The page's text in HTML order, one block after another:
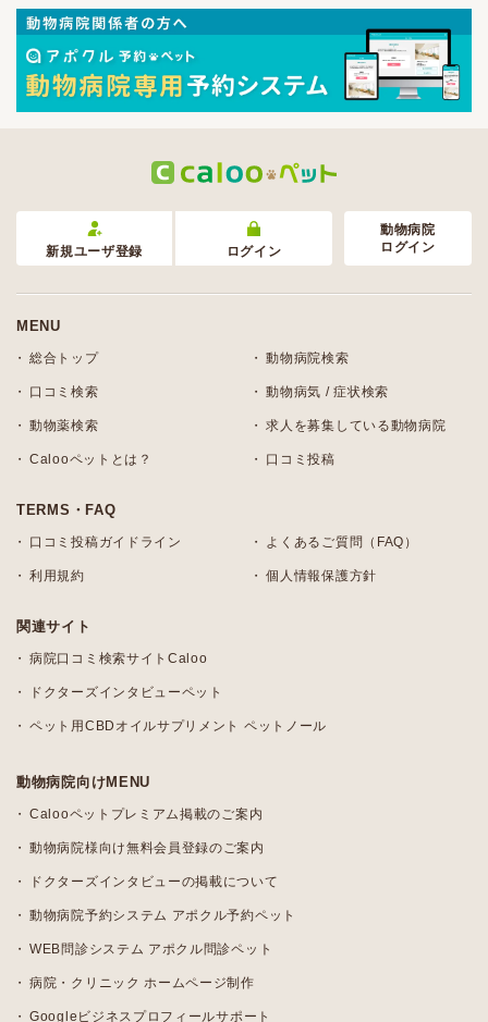
新規ユーザ登録 ログイン
動物病院
ログイン
MENU
総合トップ 動物病院検索
口コミ検索 動物病気 / 症状検索
動物薬検索 求人を募集している動物病院
Calooペットとは？ 口コミ投稿
TERMS・FAQ
口コミ投稿ガイドライン よくあるご質問（FAQ）
利用規約 個人情報保護方針
関連サイト
病院口コミ検索サイトCaloo
ドクターズインタビューペット
ペット用CBDオイルサプリメント ペットノール
動物病院向けMENU
Calooペットプレミアム掲載のご案内
動物病院様向け無料会員登録のご案内
ドクターズインタビューの掲載について
動物病院予約システム アポクル予約ペット
WEB問診システム アポクル問診ペット
病院・クリニック ホームページ制作
Googleビジネスプロフィールサポート